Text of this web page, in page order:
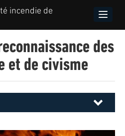
incendie de
Toggle
des
et de civisme